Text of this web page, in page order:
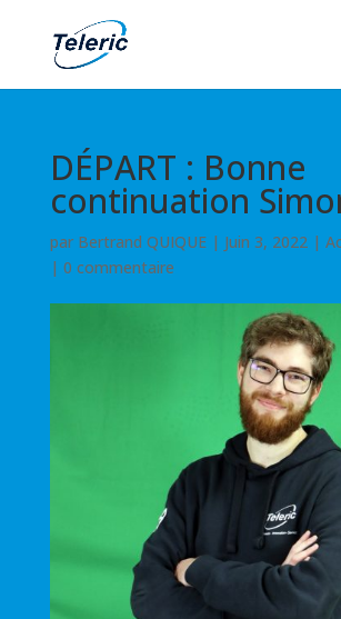
DÉPART : Bonne
continuation
par Bertrand QUIQUE| Juin 3, 2022|
| 0 commentaire